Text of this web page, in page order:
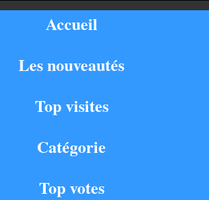
Accueil
Les nouveautés
Top visites
Catégorie
Top votes